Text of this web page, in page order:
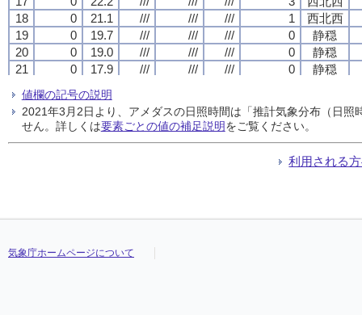
18
0 21.1 /// /// /// 1
西北西
19
0 19.7 /// /// /// 0
静穏
20
0 19.0 /// /// /// 0
静穏
21
0 17.9 /// /// /// 0
静穏
17.0
23
0 17.6
東南東
24
0 21.1 /// /// /// 3 西南西
18
0 21.1 /// /// /// 1
西北西
19
0 19.7 /// /// /// 0
静穏
20
0 19.0 /// /// /// 0
静穏
21
0 17.9 /// /// /// 0
静穏
17.0
23
0 17.6
東南東
24
0 21.1 /// /// /// 3 西南西
18
0 21.1 /// /// /// 1
西北西
19
0 19.7 /// /// /// 0
静穏
20
0 19.0 /// /// /// 0
静穏
21
0 17.9 /// /// /// 0
静穏
17.0
23
0 17.6
東南東
24
0 21.1 /// /// /// 3 西南西
18
0 21.1 /// /// /// 1
西北西
19
0 19.7 /// /// /// 0
静穏
20
0 19.0 /// /// /// 0
静穏
21
0 17.9 /// /// /// 0
静穏
17.0
23
0 17.6
東南東
24
0 21.1 /// /// /// 3 西南西
値欄の記号の説明
2021年3月2日より、アメダスの日照時間は「推計気象分布（日
せん。詳しくは要素ごとの値の補足説明をご覧ください。
利用される
気象庁ホームページについて